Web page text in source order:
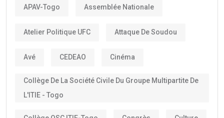
APAV-Togo Assemblée Nationale
Atelier Politique UFC Attaque De Soudou
Avé CEDEAO Cinéma
Collège De La Société Civile Du Groupe Multipartite De
L'ITIE - Togo